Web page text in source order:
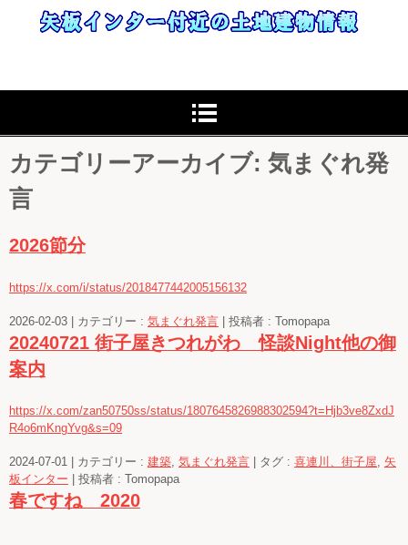
カテゴリーアーカイブ: 気まぐれ発
言
2026節分
https://x.com/i/status/2018477442005156132
2026-02-03 | カテゴリー : 気まぐれ発言 | 投稿者 : Tomopapa
20240721 街子屋きつれがわ 怪談Night他の御
案内
https://x.com/zan50750ss/status/1807645826988302594?t=Hjb3ve8ZxdJ
R4o6mKngYvg&s=09
2024-07-01 カテゴリー : 建築 気まぐれ発言 タグ : 喜連川、街子屋
矢
板インター
投稿者 : Tomopapa
春ですね 2020